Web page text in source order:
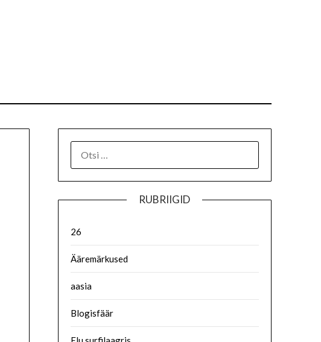
RUBRIIGID
26
Ääremärkused
aasia
Blogisfäär